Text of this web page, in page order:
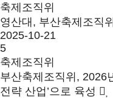
축제조직위
영산대, 부산축제조직
2025-10-21
5
축제조직위
부산축제조직위, 2026
전략 산업’으로 육성